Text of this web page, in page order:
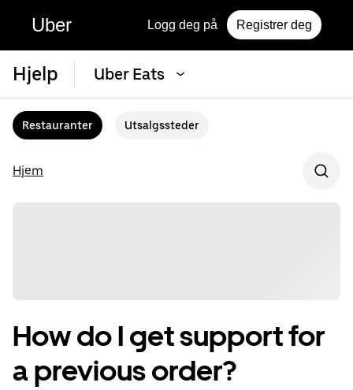
Uber Logg deg på Registrer deg
Hjelp Uber Eats
Restauranter Utsalgssteder
Hjem
How do I get support for
a previous order?